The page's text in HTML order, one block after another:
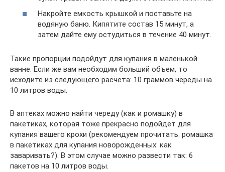
Накройте емкость крышкой и поставьте на
водяную баню. Кипятите состав 15 минут, а
затем дайте ему остудиться в течение 40 минут.
Такие пропорции подойдут для купания в маленькой
ванне. Если же вам необходим больший объем, то
исходите из следующего расчета: 10 граммов череды на
10 литров воды.
В аптеках можно найти череду (как и ромашку) в
пакетиках, которая тоже прекрасно подойдет для
купания вашего крохи (рекомендуем прочитать: ромашка
в пакетиках для купания новорожденных: как
заваривать?). В этом случае можно развести так: 6
пакетов на 10 литров воды.